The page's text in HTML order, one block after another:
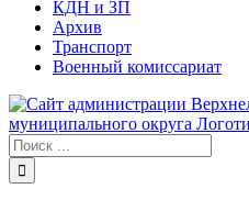
КДН и ЗП
Архив
Транспорт
Военный комиссариат
Результат
поиска: